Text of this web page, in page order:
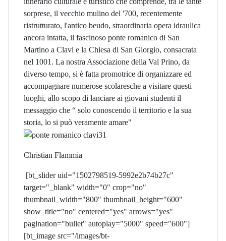
sorprese, il vecchio mulino del '700, recentemente
ristrutturato, l'antico beudo, straordinaria opera idraulica
ancora intatta, il fascinoso ponte romanico di San
Martino a Clavi e la Chiesa di San Giorgio, consacrata
nel 1001. La nostra Associazione della Val Prino, da
diverso tempo, si è fatta promotrice di organizzare ed
accompagnare numerose scolaresche a visitare questi
luoghi, allo scopo di lanciare ai giovani studenti il
messaggio che “ solo conoscendo il territorio e la sua
storia, lo si può veramente amare"
Christian Flammia
[bt_slider uid="1502798519-5992e2b74b27c"
target="_blank" width="0" crop="no"
thumbnail_width="800" thumbnail_height="600"
show_title="no" centered="yes" arrows="yes"
pagination="bullet" autoplay="5000" speed="600"]
[bt_image src="/images/bt-